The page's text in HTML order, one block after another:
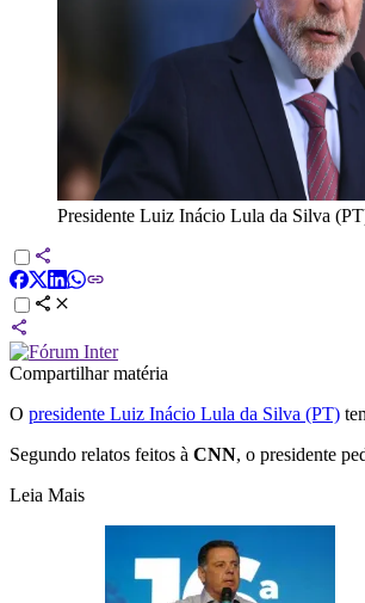
Presidente Luiz Inácio Lula da Silva
Compartilhar matéria
O presidente Luiz Inácio Lula da Silva (PT)
Segundo relatos feitos à CNN, o presidente
Leia Mais